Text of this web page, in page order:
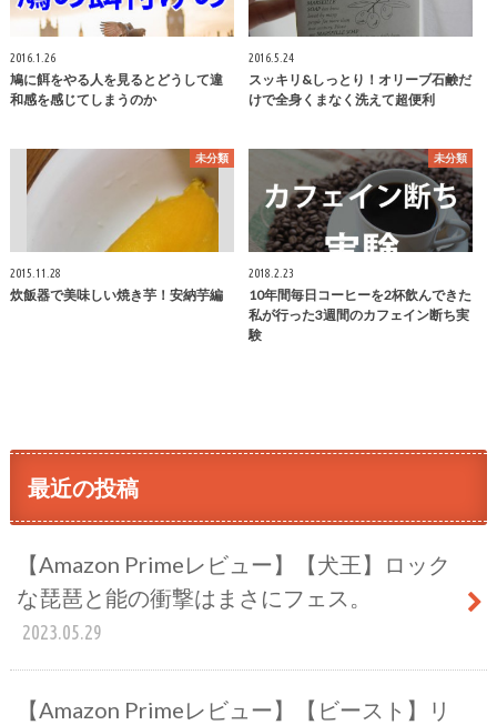
2016.1.26
鳩に餌をやる人を見るとどうして違
和感を感じてしまうのか
2016.5.24
スッキリ&しっとり！オリーブ石鹸だ
けで全身くまなく洗えて超便利
未分類
2015.11.28
炊飯器で美味しい焼き芋！安納芋編
未分類
2018.2.23
10年間毎日コーヒーを2杯飲んできた
私が行った3週間のカフェイン断ち実
験
最近の投稿
【Amazon Primeレビュー】【犬王】ロック
な琵琶と能の衝撃はまさにフェス。
2023.05.29
【Amazon Primeレビュー】【ビースト】リ